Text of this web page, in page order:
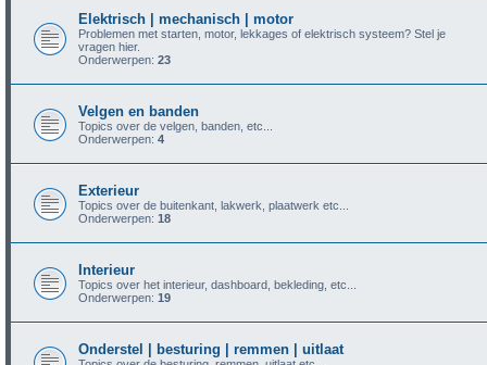
Elektrisch | mechanisch | motor
Problemen met starten, motor, lekkages of elektrisch systeem? Stel je
vragen hier.
Onderwerpen: 23
Velgen en banden
Topics over de velgen, banden, etc...
Onderwerpen: 4
Exterieur
Topics over de buitenkant, lakwerk, plaatwerk etc...
Onderwerpen: 18
Interieur
Topics over het interieur, dashboard, bekleding, etc...
Onderwerpen: 19
Onderstel | besturing | remmen | uitlaat